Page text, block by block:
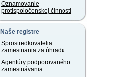
Oznamovanie
protispoločenskej činnosti
Naše registre
Sprostredkovatelia
zamestnania za úhradu
Agentúry podporovaného
zamestnávania